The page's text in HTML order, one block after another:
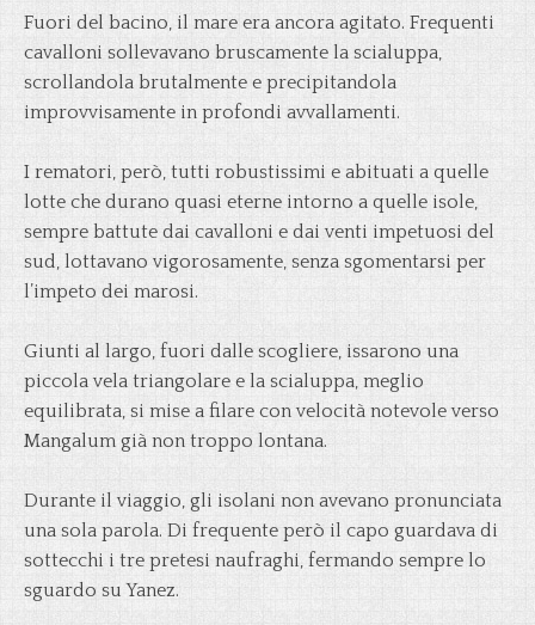
Fuori del bacino, il mare era ancora agitato. Frequenti
cavalloni sollevavano bruscamente la scialuppa,
scrollandola brutalmente e precipitandola
improvvisamente in profondi avvallamenti.
I rematori, però, tutti robustissimi e abituati a quelle
lotte che durano quasi eterne intorno a quelle isole,
sempre battute dai cavalloni e dai venti impetuosi del
sud, lottavano vigorosamente, senza sgomentarsi per
l’impeto dei marosi.
Giunti al largo, fuori dalle scogliere, issarono una
piccola vela triangolare e la scialuppa, meglio
equilibrata, si mise a filare con velocità notevole verso
Mangalum già non troppo lontana.
Durante il viaggio, gli isolani non avevano pronunciata
una sola parola. Di frequente però il capo guardava di
sottecchi i tre pretesi naufraghi, fermando sempre lo
sguardo su Yanez.